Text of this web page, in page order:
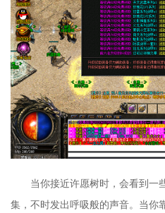
当你接近许愿树时，会看到一
集，不时发出呼吸般的声音。当你